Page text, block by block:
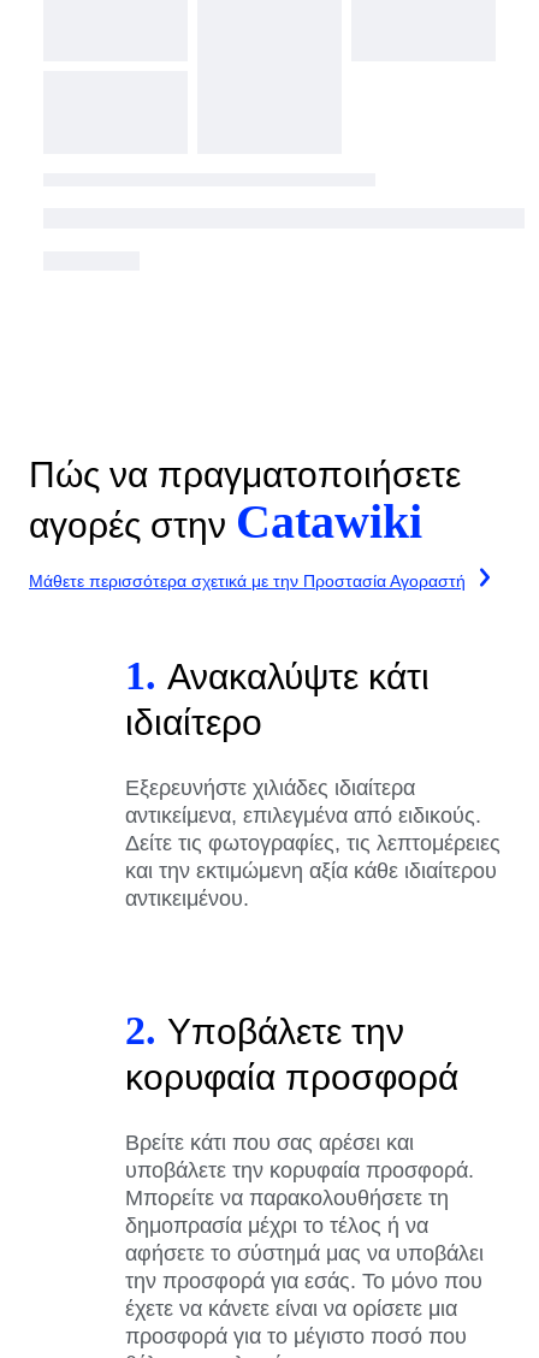
Πώς να πραγματοποιήσετε
αγορές στην Catawiki
Μάθετε περισσότερα σχετικά με την Προστασία Αγοραστή
1. Ανακαλύψτε κάτι
ιδιαίτερο
Εξερευνήστε χιλιάδες ιδιαίτερα
αντικείμενα, επιλεγμένα από ειδικούς.
Δείτε τις φωτογραφίες, τις λεπτομέρειες
και την εκτιμώμενη αξία κάθε ιδιαίτερου
αντικειμένου.
2. Υποβάλετε την
κορυφαία προσφορά
Βρείτε κάτι που σας αρέσει και
υποβάλετε την κορυφαία προσφορά.
Μπορείτε να παρακολουθήσετε τη
δημοπρασία μέχρι το τέλος ή να
αφήσετε το σύστημά μας να υποβάλει
την προσφορά για εσάς. Το μόνο που
έχετε να κάνετε είναι να ορίσετε μια
προσφορά για το μέγιστο ποσό που